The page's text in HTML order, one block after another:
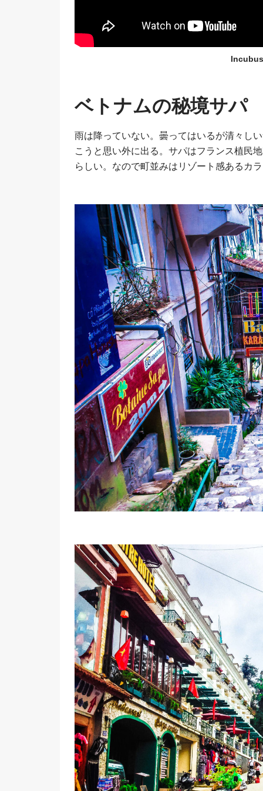
ベトナムの秘境サパ
雨は降っていない。曇ってはいるが清々し
こうと思い外に出る。サパはフランス植民
らしい。なので町並みはリゾート感あるカ